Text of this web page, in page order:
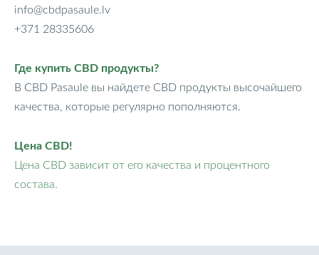
info@cbdpasaule.lv
+371 28335606
Где купить CBD продукты?
В CBD Pasaule вы найдете CBD продукты высочайшего
качества, которые регулярно пополняются.
Цена CBD!
Цена CBD зависит от его качества и процентного
состава.